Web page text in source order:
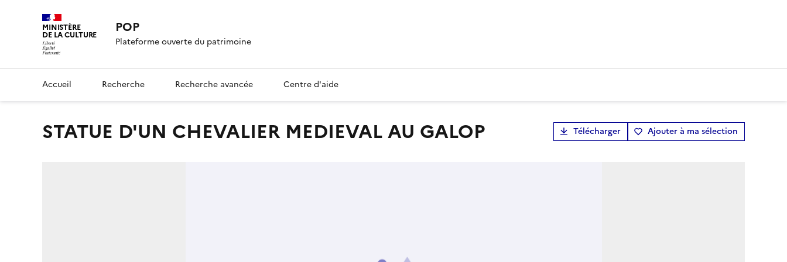
MINISTÈRE
DE LA CULTURE POP
Plateforme ouverte du patrimoine
Accueil Recherche Recherche avancée Centre d'aide
STATUE D'UN CHEVALIER MEDIEVAL AU GALOP Télécharger Ajouter à ma sélection